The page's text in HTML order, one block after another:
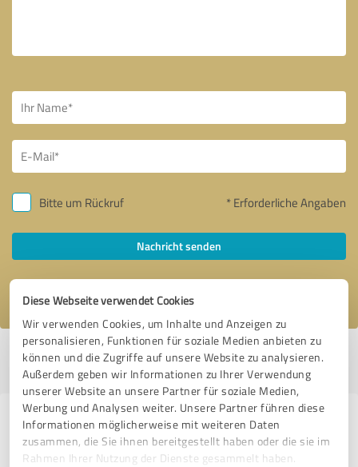
Diese Webseite verwendet Cookies
Wir verwenden Cookies, um Inhalte und Anzeigen zu
personalisieren, Funktionen für soziale Medien anbieten zu
können und die Zugriffe auf unsere Website zu analysieren.
Außerdem geben wir Informationen zu Ihrer Verwendung
unserer Website an unsere Partner für soziale Medien,
Werbung und Analysen weiter. Unsere Partner führen diese
Informationen möglicherweise mit weiteren Daten
zusammen, die Sie ihnen bereitgestellt haben oder die sie im
Rahmen Ihrer Nutzung der Dienste gesammelt haben.
Bitte um Rückruf * Erforderliche Angaben
Nachricht senden
Ich stimme den
Profil aktiv seit 25.06.2021 |Letzte Aktualisierung: 13.06.2022|Profil
melden
Erfahrungen zu weiteren
Anbietern aus dem Bereich